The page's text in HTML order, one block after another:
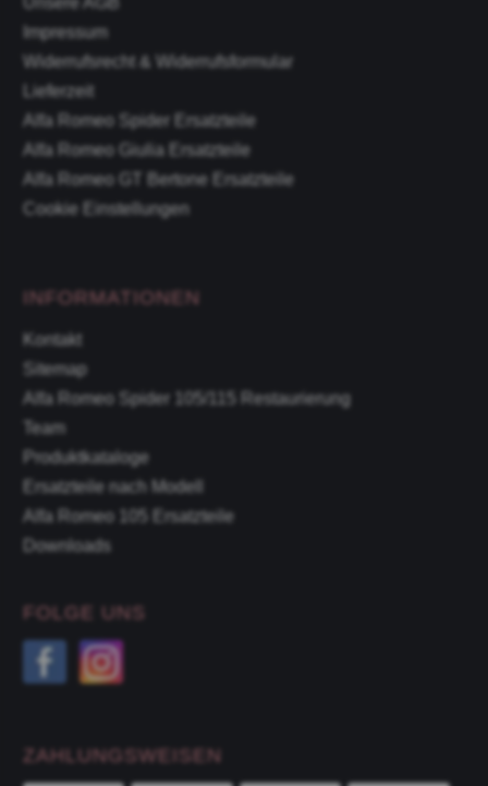
Impressum
Widerrufsrecht & Widerrufsformular
Lieferzeit
Alfa Romeo Spider Ersatzteile
Alfa Romeo Giulia Ersatzteile
Alfa Romeo GT Bertone Ersatzteile
Cookie Einstellungen
INFORMATIONEN
Kontakt
Sitemap
Alfa Romeo Spider 105/115 Restaurierung
Team
Produktkataloge
Ersatzteile nach Modell
Alfa Romeo 105 Ersatzteile
Downloads
FOLGE UNS
ZAHLUNGSWEISEN